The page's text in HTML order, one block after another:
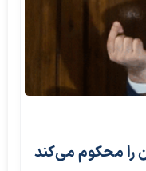
را محکوم می‌کند